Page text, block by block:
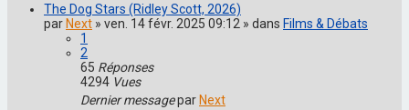
The Dog Stars (Ridley Scott, 2026)
parNext » ven. 14 févr. 2025 09:12 » dans Films & Débats
1
2
65 Réponses
4294 Vues
Dernier messageparNext